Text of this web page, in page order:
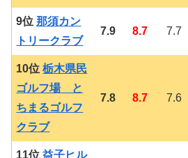
9位那須カン
トリークラブ
7.9 8.7 7.7
10位栃木県民
ゴルフ場 と
ちまるゴルフ
クラブ
7.8 8.7 7.6
11位益子ヒル